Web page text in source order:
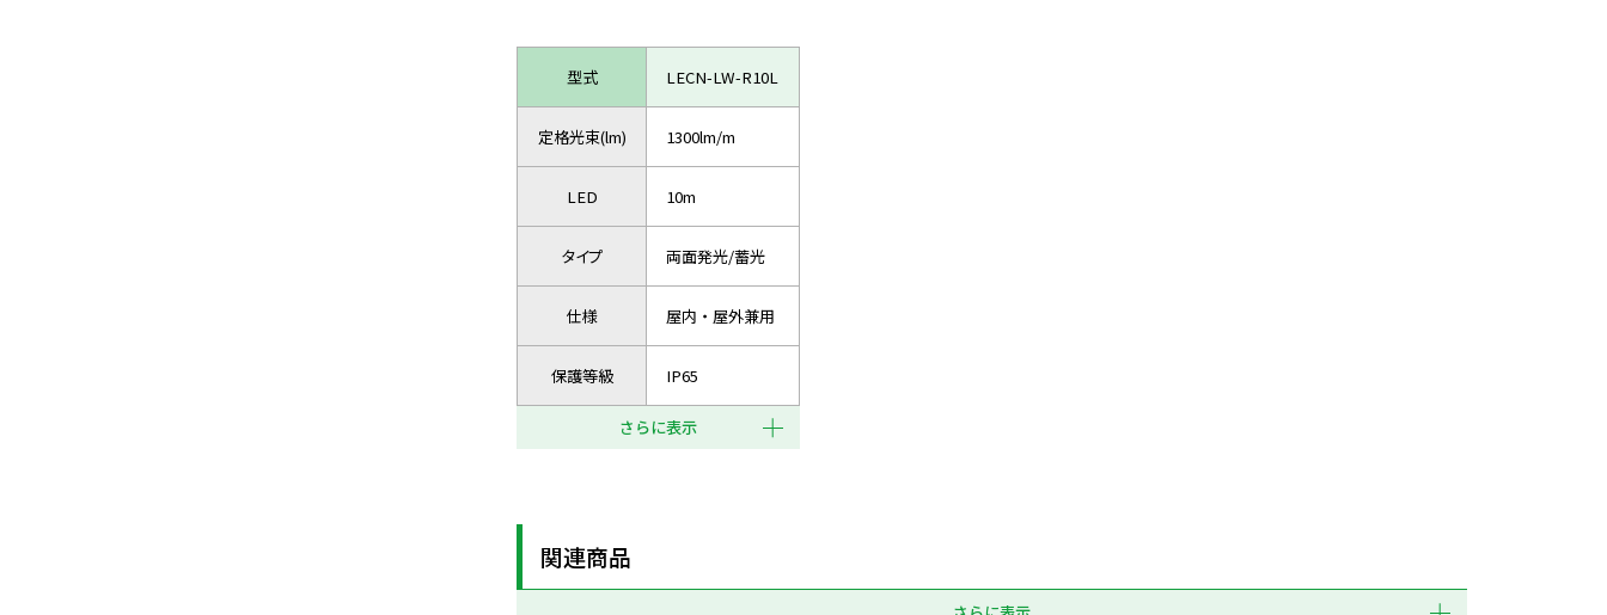
型式 LECN-LW-R10L
定格光束(lm) 1300lm/m
LED 10m
タイプ 両面発光/蓄光
仕様 屋内・屋外兼用
保護等級 IP65
さらに表示
関連商品